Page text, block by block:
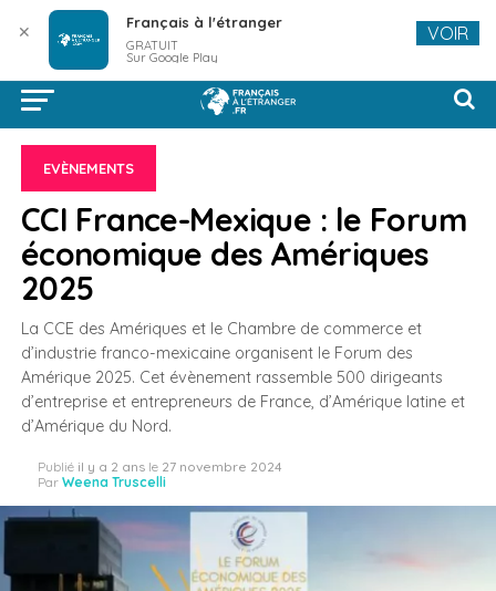
EVÈNEMENTS
CCI France-Mexique : le Forum
économique des Amériques
2025
La CCE des Amériques et le Chambre de commerce et
d’industrie franco-mexicaine organisent le Forum des
Amérique 2025. Cet évènement rassemble 500 dirigeants
d’entreprise et entrepreneurs de France, d’Amérique latine et
d’Amérique du Nord.
Publié il y a 2 ans le 27 novembre 2024
Par Weena Truscelli
✕ Français à l'étranger
GRATUIT
Sur Google Play
VOIR